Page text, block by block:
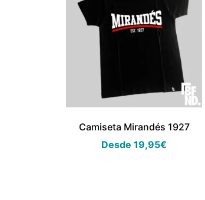
Camiseta Mirandés 1927
Desde19,95€